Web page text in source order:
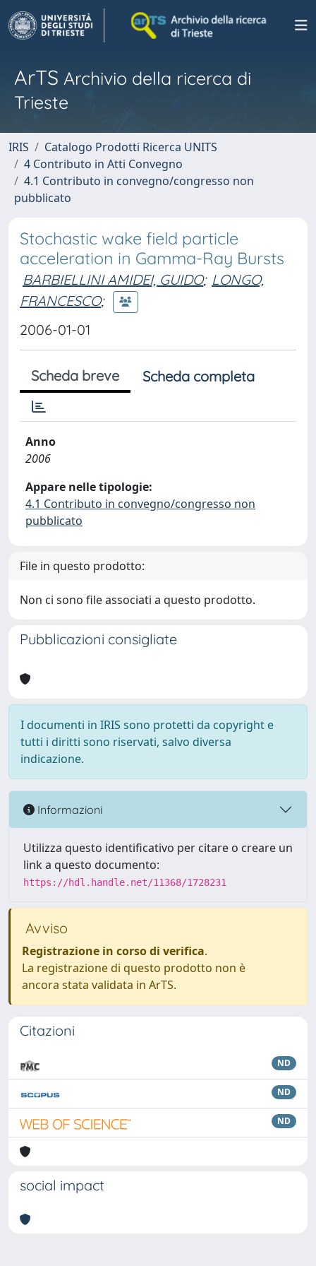
ArTS Archivio della ricerca di
Trieste
IRIS
Catalogo Prodotti Ricerca UNITS
4 Contributo in Atti Convegno
4.1 Contributo in convegno/congresso non
pubblicato
Stochastic wake field particle
acceleration in Gamma-Ray Bursts
BARBIELLINI AMIDEI, GUIDO; LONGO,
FRANCESCO;
2006-01-01
Scheda breve Scheda completa
Anno
2006
Appare nelle tipologie:
4.1 Contributo in convegno/congresso non
pubblicato
File in questo prodotto:
Non ci sono file associati a questo prodotto.
Pubblicazioni consigliate
I documenti in IRIS sono protetti da copyright e
tutti i diritti sono riservati, salvo diversa
indicazione.
Informazioni
Utilizza questo identificativo per citare o creare un
link a questo documento:
https://hdl.handle.net/11368/1728231
Avviso
Registrazione in corso di verifica.
La registrazione di questo prodotto non è
ancora stata validata in ArTS.
Citazioni
ND
ND
ND
social impact